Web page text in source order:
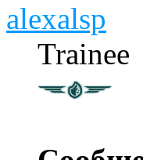
alexalsp
Trainee